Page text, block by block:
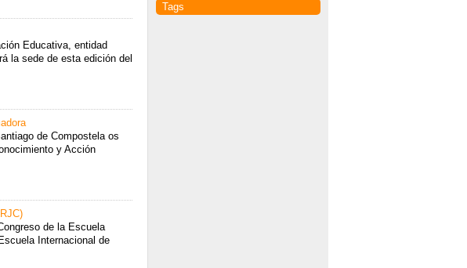
Tags
Educativa, entidad
la sede de esta edición del
de Compostela os
y Acción
de la Escuela
Internacional de